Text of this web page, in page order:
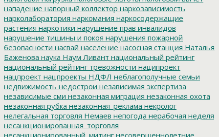
нападение напорный коллектор наркозависимость
нарколаборатория наркомания наркосодержащие
растения наркотики нарушение прав инвалидов
нарушение тишины и покоя нарушения пожарной
безопасности насвай население насосная станция Наталья
Баженова наука Наум Ливант национальный рейтинг
национальный рейтинг тревожности наципроект
нацпроект нацпроекты НДФЛ неблагополучные семьи
недвижимость недострои независимая экспертиза
независимые сми незаконная миграция незаконная охота
незаконная рубка незаконная_реклама некролог
нелегальная торговля Немаев непогода нерабочая неделя
несанкционированная_торговля
несанкционированный_митинг несовершеннолетние